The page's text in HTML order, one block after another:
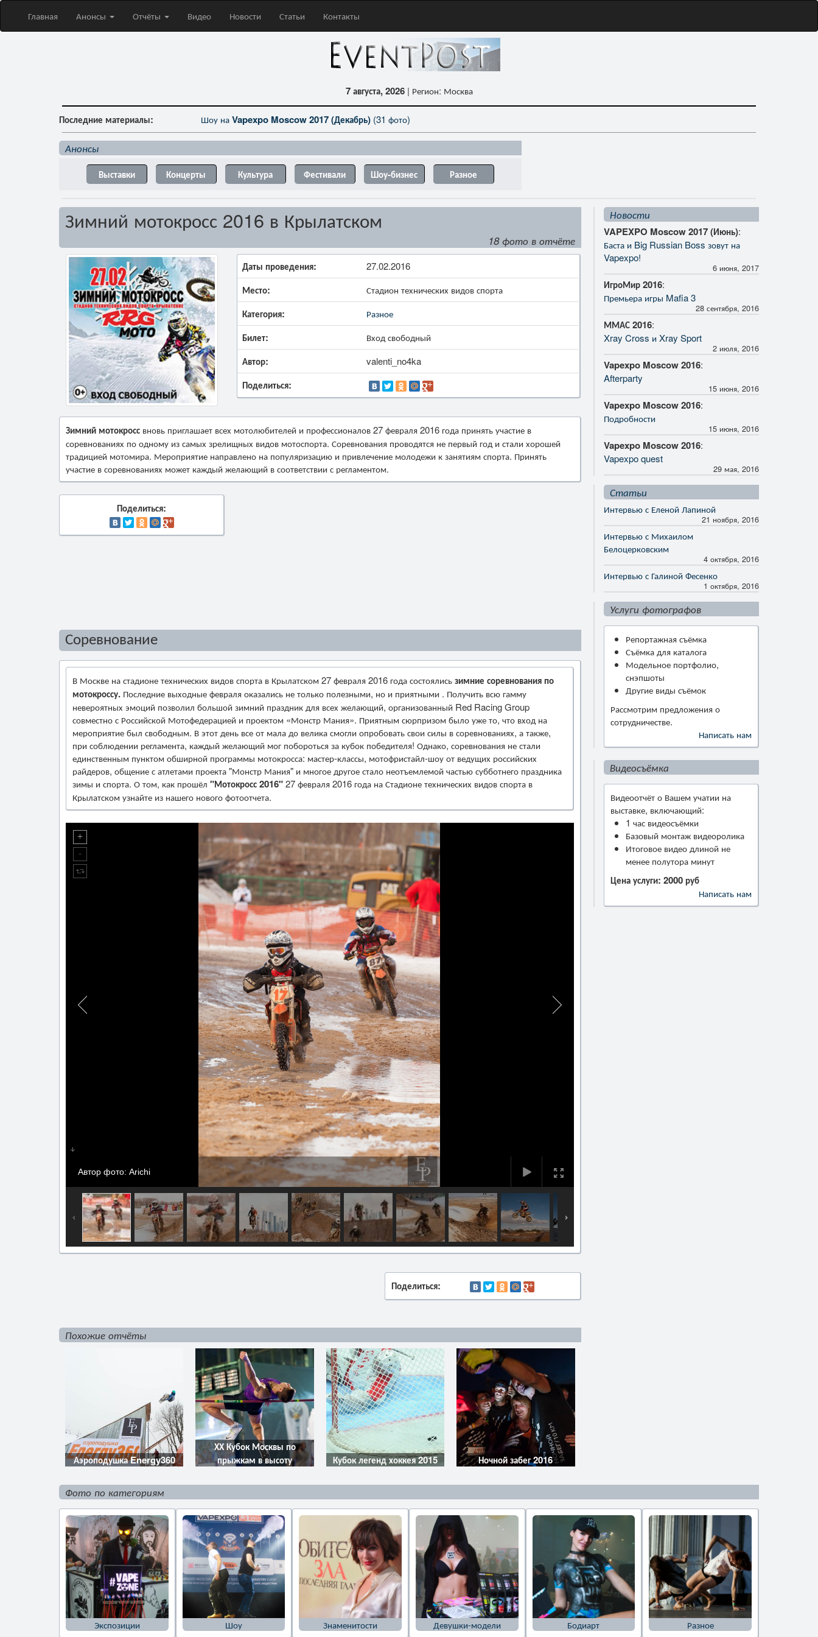
Главная Анонсы Отчёты Видео Новости Статьи Контакты
7 августа, 2026 | Регион: Москва
Последние материалы: Шоу наVapexpo Moscow 2017 (Декабрь)(31 фото)
Анонсы
Выставки Концерты Культура Фестивали Шоу-бизнес Разное
Зимний мотокросс 2016 в Крылатском
18 фото в отчёте
Даты проведения: 27.02.2016
Место: Стадион технических видов спорта
Категория: Разное
Билет: Вход свободный
Автор: valenti_no4ka
Поделиться:
Зимний мотокросс вновь приглашает всех мотолюбителей и профессионалов 27 февраля 2016 года принять участие в
соревнованиях по одному из самых зрелищных видов мотоспорта. Соревнования проводятся не первый год и стали хорошей
традицией мотомира. Мероприятие направлено на популяризацию и привлечение молодежи к занятиям спорта. Принять
участие в соревнованиях может каждый желающий в соответствии с регламентом.
Поделиться:
Соревнование
В Москве на стадионе технических видов спорта в Крылатском 27 февраля 2016 года состоялисьзимние соревнования по
мотокроссу. Последние выходные февраля оказались не только полезными, но и приятными . Получить всю гамму
невероятных эмоций позволил большой зимний праздник для всех желающий, организованный Red Racing Group
совместно с Российской Мотофедерацией и проектом «Монстр Мания». Приятным сюрпризом было уже то, что вход на
мероприятие был свободным. В этот день все от мала до велика смогли опробовать свои силы в соревнованиях, а также,
при соблюдении регламента, каждый желающий мог побороться за кубок победителя! Однако, соревнования не стали
единственным пунктом обширной программы мотокросса: мастер-классы, мотофристайл-шоу от ведущих российских
райдеров, общение с атлетами проекта "Монстр Мания" и многое другое стало неотъемлемой частью субботнего праздника
зимы и спорта. О том, как прошёл "Мотокросс 2016"27 февраля 2016 года на Стадионе технических видов спорта в
Крылатском узнайте из нашего нового фотоотчета.
Автор фото: Arichi
Поделиться:
Похожие отчёты
Аэроподушка Energy360
ХХ Кубок Москвы по
прыжкам в высоту
Кубок легенд хоккея 2015 Ночной забег 2016
Новости
VAPEXPO Moscow 2017 (Июнь):
Баста и Big Russian Boss зовут на
Vapexpo!
6 июня, 2017
ИгроМир 2016:
Премьера игры Mafia 3
28 сентября, 2016
ММАС 2016:
Xray Cross и Xray Sport
2 июля, 2016
Vapexpo Moscow 2016:
Afterparty
15 июня, 2016
Vapexpo Moscow 2016:
Подробности
15 июня, 2016
Vapexpo Moscow 2016:
Vapexpo quest
29 мая, 2016
Статьи
Интервью с Еленой Лапиной
21 ноября, 2016
Интервью с Михаилом
Белоцерковским
4 октября, 2016
Интервью с Галиной Фесенко
1 октября, 2016
Услуги фотографов
Репортажная съёмка
Съёмка для каталога
Модельное портфолио,
снэпшоты
Другие виды съёмок
Рассмотрим предложения о
сотрудничестве.
Написать нам
Видеосъёмка
Видеоотчёт о Вашем учатии на
выставке, включающий:
1 час видеосъёмки
Базовый монтаж видеоролика
Итоговое видео длиной не
менее полутора минут
Цена услуги: 2000 руб
Написать нам
Фото по категориям
Экспозиции Шоу Знаменитости Девушки-модели Бодиарт Разное